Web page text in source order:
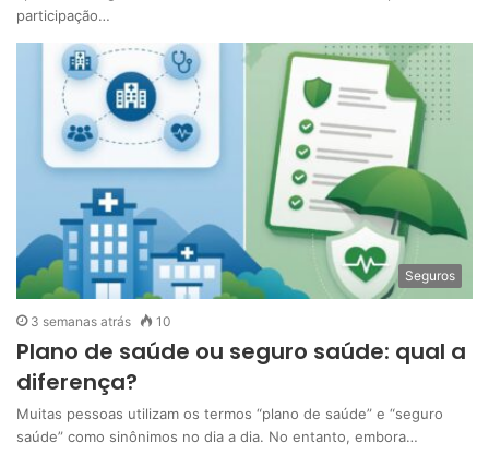
participação…
Seguros
3 semanas atrás 10
Plano de saúde ou seguro saúde: qual a
diferença?
Muitas pessoas utilizam os termos “plano de saúde” e “seguro
saúde” como sinônimos no dia a dia. No entanto, embora…